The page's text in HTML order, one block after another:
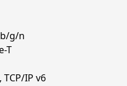
b/g/n
T
IP v6